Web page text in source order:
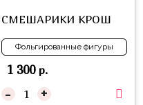
СМЕШАРИКИ КРОШ
Фольгированные фигуры
1 300р.
- +